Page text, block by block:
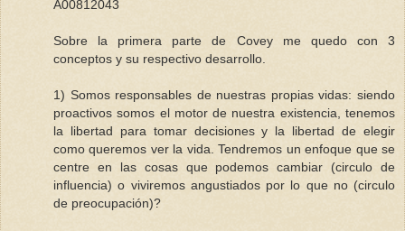
A00812043
Sobre la primera parte de Covey me quedo con 3
conceptos y su respectivo desarrollo.
1) Somos responsables de nuestras propias vidas: siendo
proactivos somos el motor de nuestra existencia, tenemos
la libertad para tomar decisiones y la libertad de elegir
como queremos ver la vida. Tendremos un enfoque que se
centre en las cosas que podemos cambiar (circulo de
influencia) o viviremos angustiados por lo que no (circulo
de preocupación)?